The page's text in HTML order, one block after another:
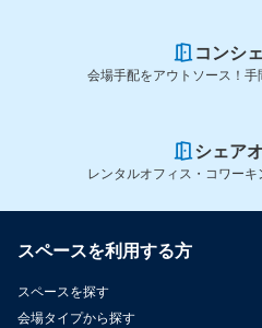
コンシ
会場手配をアウトソース！手
シェア
レンタルオフィス・コワー
スペースを利用する方
スペースを探す
会場タイプから探す